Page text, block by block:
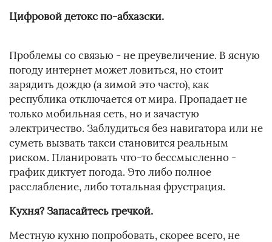
Цифровой детокс по-абхазски.
Проблемы со связью - не преувеличение. В ясную
погоду интернет может ловиться, но стоит
зарядить дождю (а зимой это часто), как
республика отключается от мира. Пропадает не
только мобильная сеть, но и зачастую
электричество. Заблудиться без навигатора или не
суметь вызвать такси становится реальным
риском. Планировать что-то бессмысленно -
график диктует погода. Это либо полное
расслабление, либо тотальная фрустрация.
Кухня? Запасайтесь гречкой.
Местную кухню попробовать, скорее всего, не